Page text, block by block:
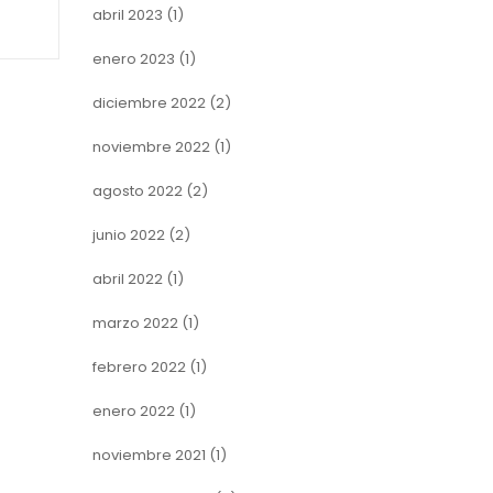
abril 2023 (1)
enero 2023 (1)
diciembre 2022(2)
noviembre 2022(1)
agosto 2022(2)
junio 2022(2)
abril 2022(1)
marzo 2022(1)
febrero 2022(1)
enero 2022(1)
noviembre 2021 (1)